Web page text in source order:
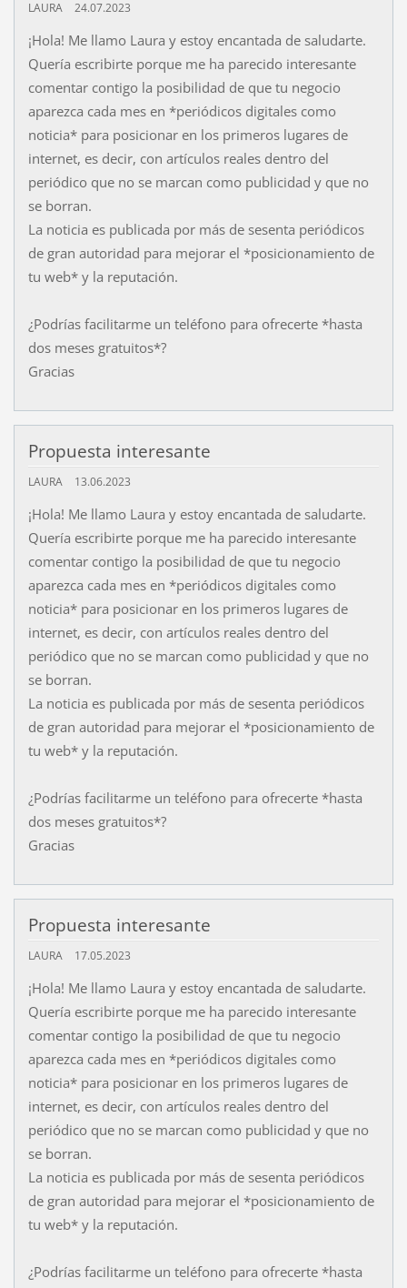
LAURA 24.07.2023
¡Hola! Me llamo Laura y estoy encantada de saludarte.
Quería escribirte porque me ha parecido interesante
comentar contigo la posibilidad de que tu negocio
aparezca cada mes en *periódicos digitales como
noticia* para posicionar en los primeros lugares de
internet, es decir, con artículos reales dentro del
periódico que no se marcan como publicidad y que no
se borran.
La noticia es publicada por más de sesenta periódicos
de gran autoridad para mejorar el *posicionamiento de
tu web* y la reputación.
¿Podrías facilitarme un teléfono para ofrecerte *hasta
dos meses gratuitos*?
Gracias
Propuesta interesante
LAURA 13.06.2023
¡Hola! Me llamo Laura y estoy encantada de saludarte.
Quería escribirte porque me ha parecido interesante
comentar contigo la posibilidad de que tu negocio
aparezca cada mes en *periódicos digitales como
noticia* para posicionar en los primeros lugares de
internet, es decir, con artículos reales dentro del
periódico que no se marcan como publicidad y que no
se borran.
La noticia es publicada por más de sesenta periódicos
de gran autoridad para mejorar el *posicionamiento de
tu web* y la reputación.
¿Podrías facilitarme un teléfono para ofrecerte *hasta
dos meses gratuitos*?
Gracias
Propuesta interesante
LAURA 17.05.2023
¡Hola! Me llamo Laura y estoy encantada de saludarte.
Quería escribirte porque me ha parecido interesante
comentar contigo la posibilidad de que tu negocio
aparezca cada mes en *periódicos digitales como
noticia* para posicionar en los primeros lugares de
internet, es decir, con artículos reales dentro del
periódico que no se marcan como publicidad y que no
se borran.
La noticia es publicada por más de sesenta periódicos
de gran autoridad para mejorar el *posicionamiento de
tu web* y la reputación.
¿Podrías facilitarme un teléfono para ofrecerte *hasta